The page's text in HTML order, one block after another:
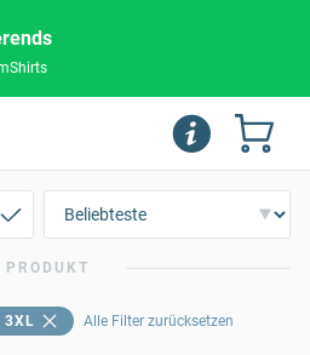
PRODUKT
3XL Alle Filter zurücksetzen